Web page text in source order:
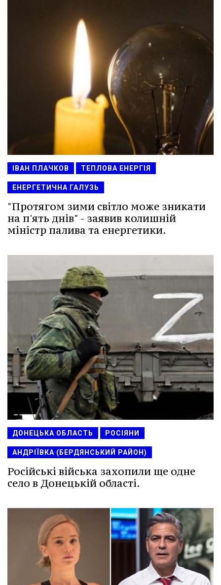
ІВАН ПЛАЧКОВ ТЕПЛОВА ЕНЕРГІЯ
ЕНЕРГЕТИЧНА ГАЛУЗЬ
"Протягом зими світло може зникати
на п'ять днів" - заявив колишній
міністр палива та енергетики.
ДОНЕЦЬКА ОБЛАСТЬ РОСІЯНИ
АНДРІЇВКА (БЕРДЯНСЬКИЙ РАЙОН)
Російські війська захопили ще одне
село в Донецькій області.